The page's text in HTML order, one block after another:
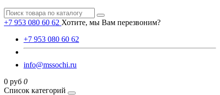
+7 953 080 60 62 Хотите, мы Вам перезвоним?
+7 953 080 60 62
info@mssochi.ru
0 руб 0
Список категорий